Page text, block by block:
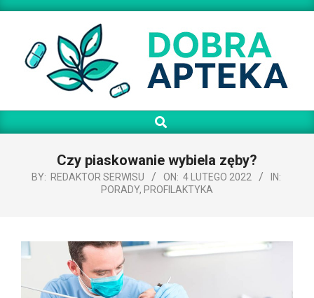
Skip
content
BLOG
STOMATOLOGICZNY
DOBRA
Navigation
Search
Czy piaskowanie wybiela zęby?
BY: REDAKTOR SERWISU ON: 4 LUTEGO 2022
IN:
PORADY, PROFILAKTYKA